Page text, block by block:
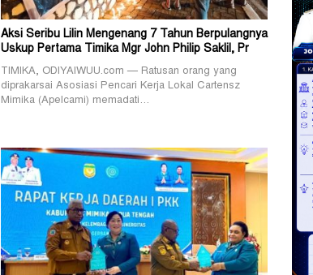
Aksi Seribu Lilin Mengenang 7 Tahun Berpulangnya
Uskup Pertama Timika Mgr John Philip Saklil, Pr
TIMIKA, ODIYAIWUU.com — Ratusan orang yang
diprakarsai Asosiasi Pencari Kerja Lokal Cartensz
Mimika (Apelcami) memadati…